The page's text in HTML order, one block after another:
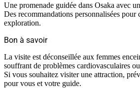
Une promenade guidée dans Osaka avec
Des recommandations personnalisées pour
exploration.
Bon à savoir
La visite est déconseillée aux femmes
souffrant de problèmes cardiovasculaires
Si vous souhaitez visiter une attraction,
pour vous et votre guide.